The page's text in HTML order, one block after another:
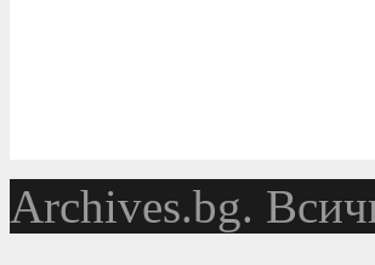
Аrchives.bg.